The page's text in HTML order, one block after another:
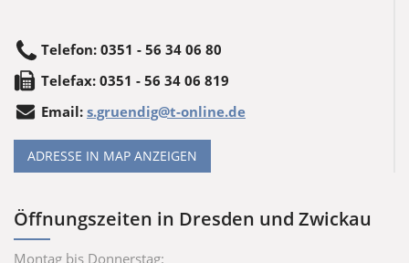
Telefon: 0351 - 56 34 06 80
Telefax: 0351 - 56 34 06 819
Email: s.gruendig@t-online.de
ADRESSE IN MAP ANZEIGEN
Öffnungszeiten in Dresden und Zwickau
Montag bis Donnerstag: